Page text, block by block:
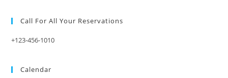
Call For All Your​ Reservations
+123-456-1010
Calendar